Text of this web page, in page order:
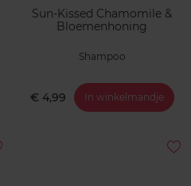
Sun-Kissed Chamomile &
Bloemenhoning
Shampoo
€ 4,99 In winkelmandje